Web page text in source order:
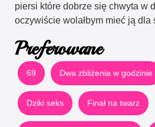
piersi które dobrze się chwyta w
oczywiście wolałbym mieć ją dla
Preferowane
69 Dwa zbliżenia w godzinie
Dziki seks Finał na twarz